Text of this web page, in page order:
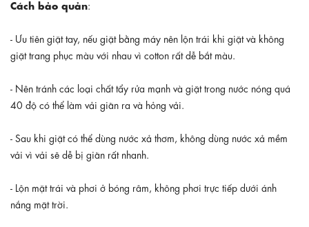
Cách bảo quản:
- Ưu tiên giặt tay, nếu giặt bằng máy nên lộn trái khi giặt và không
giặt trang phục màu với nhau vì cotton rất dễ bắt màu.
- Nên tránh các loại chất tẩy rửa mạnh và giặt trong nước nóng quá
40 độ có thể làm vải giãn ra và hỏng vải.
- Sau khi giặt có thể dùng nước xả thơm, không dùng nước xả mềm
vải vì vải sẽ dễ bị giãn rất nhanh.
- Lộn mặt trái và phơi ở bóng râm, không phơi trực tiếp dưới ánh
nắng mặt trời.